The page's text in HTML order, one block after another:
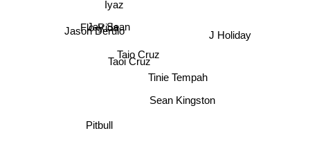
Iyaz
Taoi Cruz
Sean Kingston
Jay Sean
Taio Cruz
Flo-Rida
Tinie Tempah
Pitbull
J Holiday
Jason Derulo